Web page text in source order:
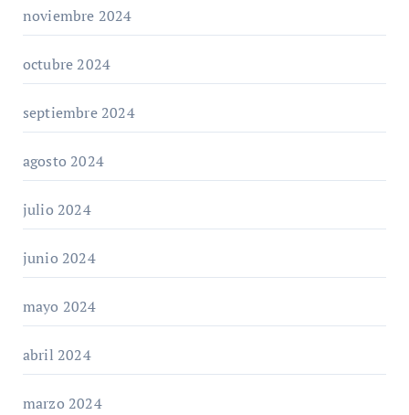
noviembre 2024
octubre 2024
septiembre 2024
agosto 2024
julio 2024
junio 2024
mayo 2024
abril 2024
marzo 2024